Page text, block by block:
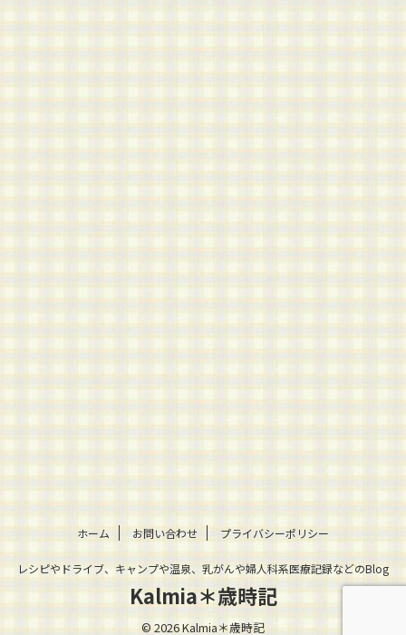
ホーム お問い合わせ プライバシーポリシー
レシピやドライブ、キャンプや温泉、乳がんや婦人科系医療記録などのBlog
Kalmia＊歳時記
© 2026 Kalmia＊歳時記